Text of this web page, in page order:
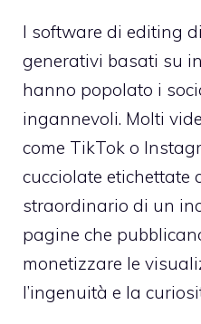
I software di editing
generativi basati su
hanno popolato i
ingannevoli. Molti
come TikTok o
cucciolate etichettate
straordinario di un
pagine che
monetizzare le
l’ingenuità e la